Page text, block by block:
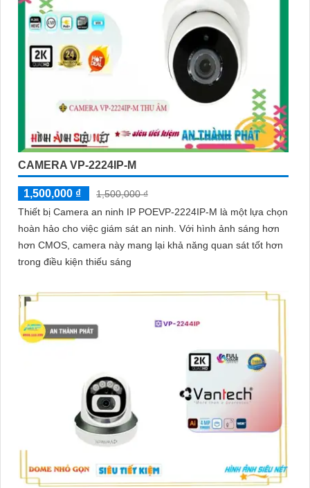
CAMERA VP-2224IP-M
1,500,000 ₫
1,500,000 ₫
Thiết bị Camera an ninh IP POEVP-2224IP-M là một lựa chọn
hoàn hảo cho việc giám sát an ninh. Với hình ảnh sáng hơn
hơn CMOS, camera này mang lại khả năng quan sát tốt hơn
trong điều kiện thiếu sáng